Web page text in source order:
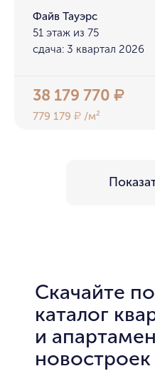
Файв Тауэрс
51 этаж из 75
сдача: 3 квартал 2026
38 179 770₽
779 179₽ /м²
Скачайте
каталог
и